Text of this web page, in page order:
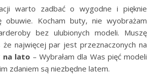
obuwie. Kocham buty, nie wyobrażam
bez ulubionych modeli. Muszę
że najwięcej par jest przeznaczonych na
na lato – Wybrałam dla Was pięć modeli
zdaniem są niezbędne latem.